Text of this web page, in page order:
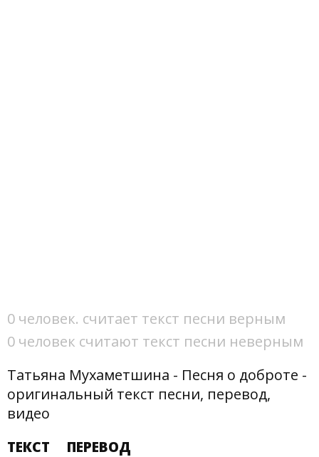
0 человек. считает текст песни верным
0 человек считают текст песни неверным
Татьяна Мухаметшина - Песня о доброте -
оригинальный текст песни, перевод,
видео
ТЕКСТ
ПЕРЕВОД